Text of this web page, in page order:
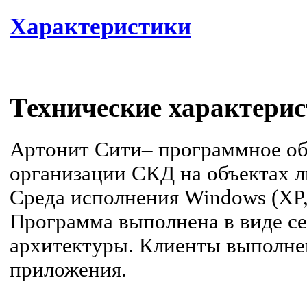
Характеристики
Технические
Артонит Сити– программное
организации СКД на объектах
Среда исполнения Windows
Программа выполнена в виде
архитектуры. Клиенты
приложения.